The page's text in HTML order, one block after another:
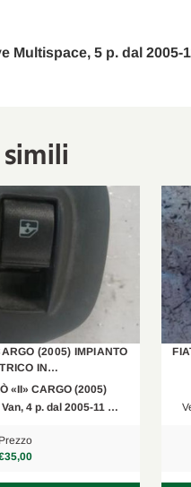
Multispace, 5 p. dal 2005-
(2005) IMPIANTO
IN…
«II» CARGO (2005)
4 p. dal 2005-11 …
Prezzo